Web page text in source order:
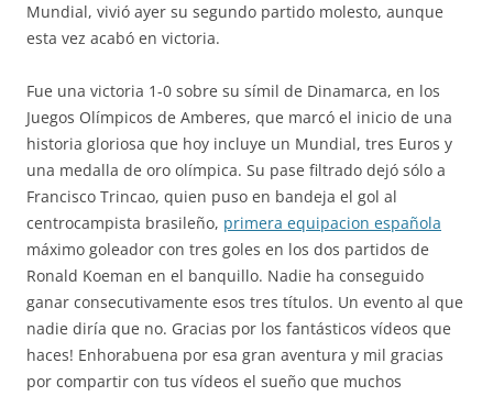
Mundial, vivió ayer su segundo partido molesto, aunque
esta vez acabó en victoria.
Fue una victoria 1-0 sobre su símil de Dinamarca, en los
Juegos Olímpicos de Amberes, que marcó el inicio de una
historia gloriosa que hoy incluye un Mundial, tres Euros y
una medalla de oro olímpica. Su pase filtrado dejó sólo a
Francisco Trincao, quien puso en bandeja el gol al
centrocampista brasileño, primera equipacion española
máximo goleador con tres goles en los dos partidos de
Ronald Koeman en el banquillo. Nadie ha conseguido
ganar consecutivamente esos tres títulos. Un evento al que
nadie diría que no. Gracias por los fantásticos vídeos que
haces! Enhorabuena por esa gran aventura y mil gracias
por compartir con tus vídeos el sueño que muchos